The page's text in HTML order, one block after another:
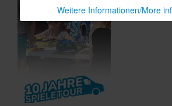
Weitere Informationen/More